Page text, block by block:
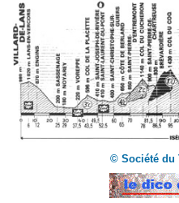
© Société du